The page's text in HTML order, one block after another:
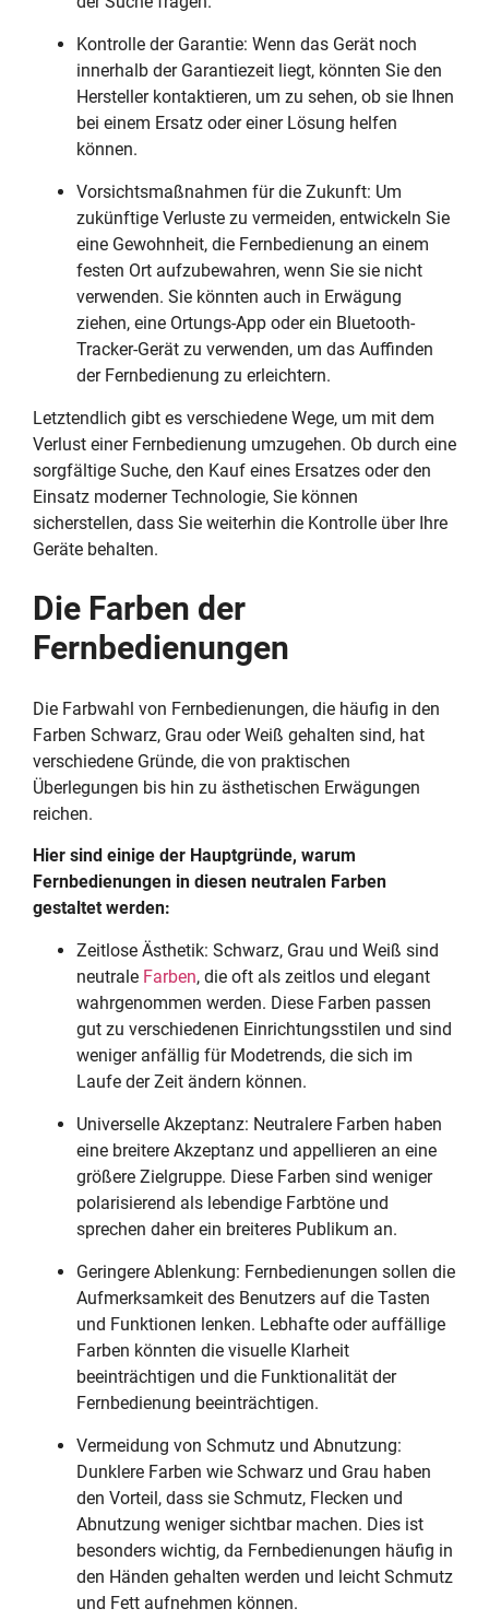
Kontrolle der Garantie: Wenn das Gerät noch
innerhalb der Garantiezeit liegt, könnten Sie den
Hersteller kontaktieren, um zu sehen, ob sie Ihnen
bei einem Ersatz oder einer Lösung helfen
können.
Vorsichtsmaßnahmen für die Zukunft: Um
zukünftige Verluste zu vermeiden, entwickeln Sie
eine Gewohnheit, die Fernbedienung an einem
festen Ort aufzubewahren, wenn Sie sie nicht
verwenden. Sie könnten auch in Erwägung
ziehen, eine Ortungs-App oder ein Bluetooth-
Tracker-Gerät zu verwenden, um das Auffinden
der Fernbedienung zu erleichtern.
Letztendlich gibt es verschiedene Wege, um mit dem
Verlust einer Fernbedienung umzugehen. Ob durch eine
sorgfältige Suche, den Kauf eines Ersatzes oder den
Einsatz moderner Technologie, Sie können
sicherstellen, dass Sie weiterhin die Kontrolle über Ihre
Geräte behalten.
Die Farben der
Fernbedienungen
Die Farbwahl von Fernbedienungen, die häufig in den
Farben Schwarz, Grau oder Weiß gehalten sind, hat
verschiedene Gründe, die von praktischen
Überlegungen bis hin zu ästhetischen Erwägungen
reichen.
Hier sind einige der Hauptgründe, warum
Fernbedienungen in diesen neutralen Farben
gestaltet werden:
Zeitlose Ästhetik: Schwarz, Grau und Weiß sind
neutrale Farben, die oft als zeitlos und elegant
wahrgenommen werden. Diese Farben passen
gut zu verschiedenen Einrichtungsstilen und sind
weniger anfällig für Modetrends, die sich im
Laufe der Zeit ändern können.
Universelle Akzeptanz: Neutralere Farben haben
eine breitere Akzeptanz und appellieren an eine
größere Zielgruppe. Diese Farben sind weniger
polarisierend als lebendige Farbtöne und
sprechen daher ein breiteres Publikum an.
Geringere Ablenkung: Fernbedienungen sollen die
Aufmerksamkeit des Benutzers auf die Tasten
und Funktionen lenken. Lebhafte oder auffällige
Farben könnten die visuelle Klarheit
beeinträchtigen und die Funktionalität der
Fernbedienung beeinträchtigen.
Vermeidung von Schmutz und Abnutzung:
Dunklere Farben wie Schwarz und Grau haben
den Vorteil, dass sie Schmutz, Flecken und
Abnutzung weniger sichtbar machen. Dies ist
besonders wichtig, da Fernbedienungen häufig in
den Händen gehalten werden und leicht Schmutz
und Fett aufnehmen können.